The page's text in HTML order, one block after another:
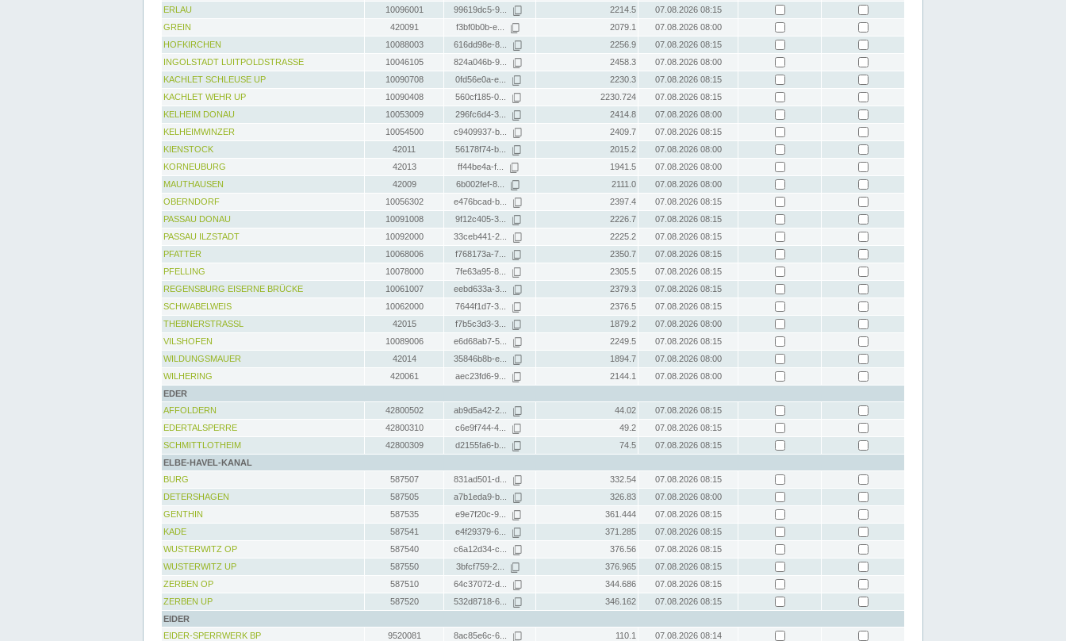
ERLAU
10096001 99619dc5-9... 2214.5
07.08.2026 08:15
GREIN
420091 f3bf0b0b-e... 2079.1
07.08.2026 08:00
HOFKIRCHEN
10088003 616dd98e-8... 2256.9
07.08.2026 08:15
INGOLSTADT LUITPOLDSTRASSE
10046105 824a046b-9... 2458.3
07.08.2026 08:00
KACHLET SCHLEUSE UP
10090708 0fd56e0a-e... 2230.3
07.08.2026 08:15
KACHLET WEHR UP
10090408 560cf185-0... 2230.724
07.08.2026 08:15
KELHEIM DONAU
10053009 296fc6d4-3... 2414.8
07.08.2026 08:00
KELHEIMWINZER
10054500 c9409937-b... 2409.7
07.08.2026 08:15
KIENSTOCK
42011 56178f74-b... 2015.2
07.08.2026 08:00
KORNEUBURG
42013 ff44be4a-f... 1941.5
07.08.2026 08:00
MAUTHAUSEN
42009 6b002fef-8... 2111.0
07.08.2026 08:00
OBERNDORF
10056302 e476bcad-b... 2397.4
07.08.2026 08:15
PASSAU DONAU
10091008 9f12c405-3... 2226.7
07.08.2026 08:15
PASSAU ILZSTADT
10092000 33ceb441-2... 2225.2
07.08.2026 08:15
PFATTER
10068006 f768173a-7... 2350.7
07.08.2026 08:15
PFELLING
10078000 7fe63a95-8... 2305.5
07.08.2026 08:15
REGENSBURG EISERNE BRÜCKE
10061007 eebd633a-3... 2379.3
07.08.2026 08:15
SCHWABELWEIS
10062000 7644f1d7-3... 2376.5
07.08.2026 08:15
THEBNERSTRASSL
42015 f7b5c3d3-3... 1879.2
07.08.2026 08:00
VILSHOFEN
10089006 e6d68ab7-5... 2249.5
07.08.2026 08:15
WILDUNGSMAUER
42014 35846b8b-e... 1894.7
07.08.2026 08:00
WILHERING
420061 aec23fd6-9... 2144.1
07.08.2026 08:00
EDER
AFFOLDERN
42800502 ab9d5a42-2... 44.02
07.08.2026 08:15
EDERTALSPERRE
42800310 c6e9f744-4... 49.2
07.08.2026 08:15
SCHMITTLOTHEIM
42800309 d2155fa6-b... 74.5
07.08.2026 08:15
ELBE-HAVEL-KANAL
BURG
587507 831ad501-d... 332.54
07.08.2026 08:15
DETERSHAGEN
587505 a7b1eda9-b... 326.83
07.08.2026 08:00
GENTHIN
587535 e9e7f20c-9... 361.444
07.08.2026 08:15
KADE
587541 e4f29379-6... 371.285
07.08.2026 08:15
WUSTERWITZ OP
587540 c6a12d34-c... 376.56
07.08.2026 08:15
WUSTERWITZ UP
587550 3bfcf759-2... 376.965
07.08.2026 08:15
ZERBEN OP
587510 64c37072-d... 344.686
07.08.2026 08:15
ZERBEN UP
587520 532d8718-6... 346.162
07.08.2026 08:15
EIDER
EIDER-SPERRWERK BP
9520081 8ac85e6c-6... 110.1
07.08.2026 08:14